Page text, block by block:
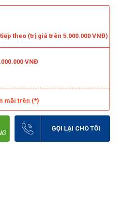
theo (trị giá trên 5.000.000 VNĐ)
VNĐ
mãi trên (*)
GỌI LẠI CHO TÔI